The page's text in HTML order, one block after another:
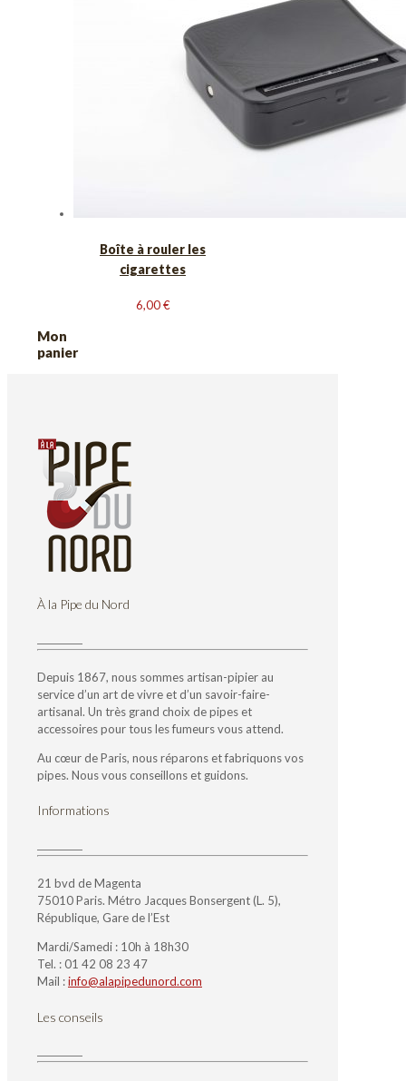
Boîte à rouler les
cigarettes
6,00€
Mon
panier
À la Pipe du Nord
Depuis 1867, nous sommes artisan-pipier au
service d’un art de vivre et d’un savoir-faire-
artisanal. Un très grand choix de pipes et
accessoires pour tous les fumeurs vous attend.
Au cœur de Paris, nous réparons et fabriquons vos
pipes. Nous vous conseillons et guidons.
Informations
21 bvd de Magenta
75010 Paris. Métro Jacques Bonsergent (L. 5),
République, Gare de l’Est
Mardi/Samedi : 10h à 18h30
Tel. : 01 42 08 23 47
Mail :info@alapipedunord.com
Les conseils